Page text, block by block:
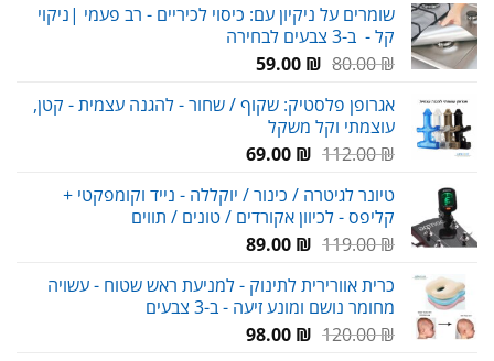
עד
שומרים על ניקיון עם: כיסוי לכיריים - רב פעמי |ניקוי
קל - ב-3 צבעים לבחירה
80.00₪
המחיר
היה:
80.00 ₪.
59.00 ₪
המחיר
הוא:
אגרופן פלסטיק: שקוף / שחור - להגנה עצמית - קטן,
עוצמתי וקל משקל
112.00₪
המחיר
היה:
112.00 ₪.
69.00 ₪
המחיר
הוא:
69.00 ₪.
טיונר לגיטרה / כינור / יוקללה - נייד וקומפקטי +
קליפס - לכיוון אקורדים / טונים / תווים
119.00₪
המחיר
היה:
119.00 ₪.
89.00 ₪
המחיר
הוא:
89.00 ₪.
כרית אוורירית לתינוק - למניעת ראש שטוח - עשויה
מחומר נושם ומונע זיעה - ב-3 צבעים
120.00₪
המחיר98.00 ₪
המחיר